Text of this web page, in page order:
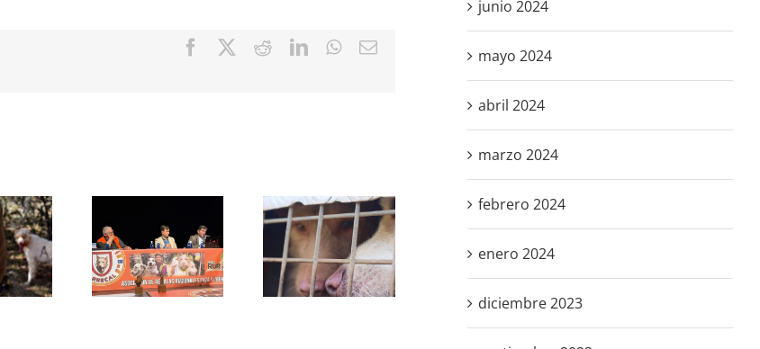
FacebookRedditLinkedInWhatsApp
Correo
anuncia
legales para
combatir el
aumento de
robos de
responsables
del MAPA sus
alegaciones al
proyecto del
nuevo Real
Decreto de
ARRECAL
reclama al
Gobierno de
La Rioja la
adhesión a la
licencia
interautonómica
como actor
clave en la
gestión
reclama al
Derechos de
los perros de
junio 2024
mayo 2024
abril 2024
marzo 2024
febrero 2024
enero 2024
diciembre 2023